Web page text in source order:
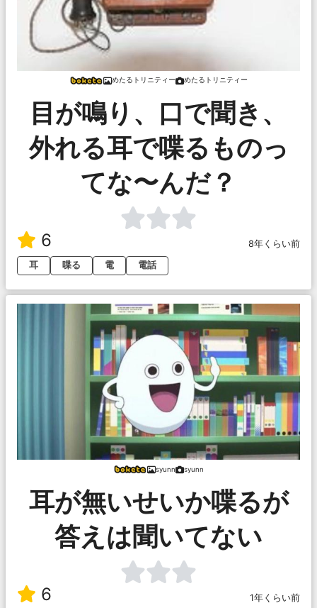
めたるトリニティー めたるトリニティー
目が鳴り、口で聞き、
外れる耳で喋るものっ
てな〜んだ？
6
8年くらい前
耳
喋る 電 電話
syunn syunn
耳が無いせいか喋るが
答えは聞いてない
6
1年くらい前